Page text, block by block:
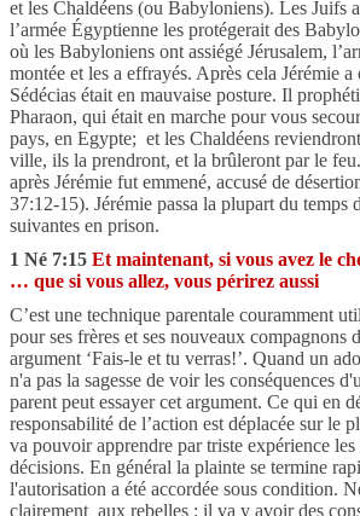
et les Chaldéens (ou Babyloniens). Les Juifs
l’armée Égyptienne les protégerait des
où les Babyloniens ont assiégé Jérusalem,
montée et les a effrayés. Après cela Jérémie
Sédécias était en mauvaise posture. Il
Pharaon, qui était en marche pour vous
pays, en Egypte; et les Chaldéens
ville, ils la prendront, et la brûleront par le
après Jérémie fut emmené, accusé de
37:12-15). Jérémie passa la plupart du temps
suivantes en prison.
1 Né 7:15 Et maintenant, si vous avez le
… que si vous allez, vous périrez aussi
C’est une technique parentale couramment
pour ses frères et ses nouveaux compagnons
argument ‘Fais-le et tu verras!’. Quand un
n'a pas la sagesse de voir les conséquences
parent peut essayer cet argument. Ce qui en
responsabilité de l’action est déplacée sur le
va pouvoir apprendre par triste expérience les
décisions. En général la plainte se termine
l'autorisation a été accordée sous condition.
clairement aux rebelles ; il va y avoir des